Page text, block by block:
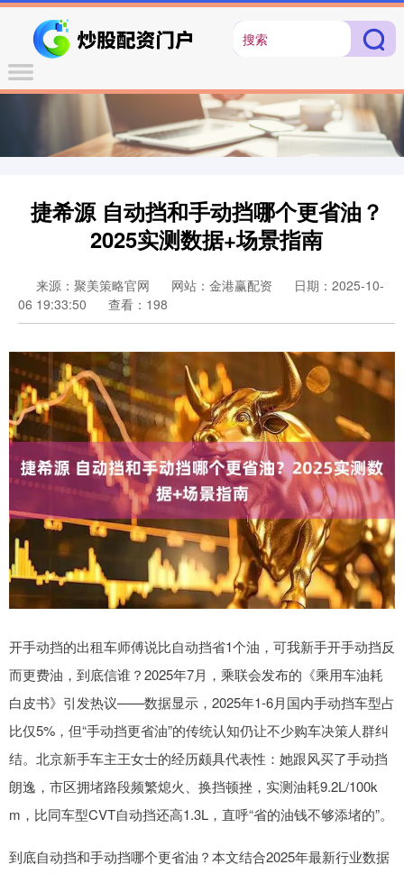
捷希源 自动挡和手动挡哪个更省油？
2025实测数据+场景指南
来源：聚美策略官网 网站：金港赢配资
日期：2025-10-
06 19:33:50
查看：198
开手动挡的出租车师傅说比自动挡省1个油，可我新手开手动挡反
而更费油，到底信谁？2025年7月，乘联会发布的《乘用车油耗
白皮书》引发热议——数据显示，2025年1-6月国内手动挡车型占
比仅5%，但“手动挡更省油”的传统认知仍让不少购车决策人群纠
结。北京新手车主王女士的经历颇具代表性：她跟风买了手动挡
朗逸，市区拥堵路段频繁熄火、换挡顿挫，实测油耗9.2L/100k
m，比同车型CVT自动挡还高1.3L，直呼“省的油钱不够添堵的”。
到底自动挡和手动挡哪个更省油？本文结合2025年最新行业数据